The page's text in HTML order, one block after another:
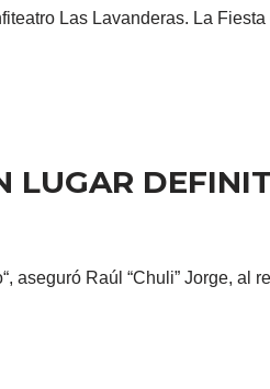
Las Lavanderas. La
LUGAR
aseguró Raúl “Chuli” Jorge,